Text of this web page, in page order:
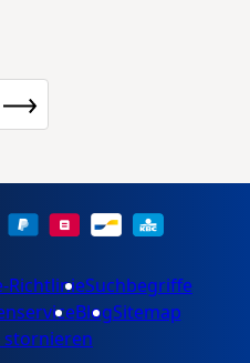
Abonnieren
RichtlinieSuchbegriffe
BlogSitemap
stornieren